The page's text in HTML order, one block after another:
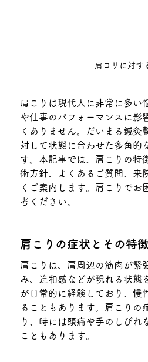
肩コリに対す
肩こりは現代人に非常に多い
や仕事のパフォーマンスに影
くありません。だいまる鍼灸
対して状態に合わせた多角的
す。本記事では、肩こりの特
術方針、よくあるご質問、来
くご案内します。肩こりでお
考ください。
肩こりの症状とその特徴
肩こりは、肩周辺の筋肉が緊
み、違和感などが現れる状態
が日常的に経験しており、慢
ることもあります。肩こりの
り、時には頭痛や手のしびれ
こともあります。